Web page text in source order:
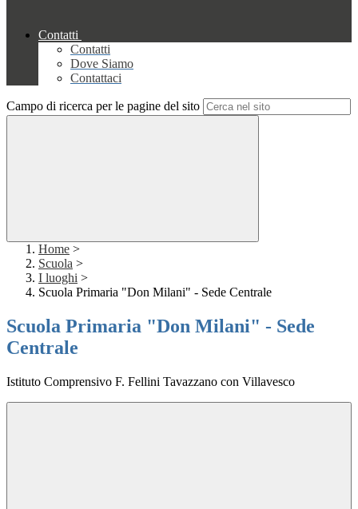
Contatti
Contatti
Dove Siamo
Contattaci
Campo di ricerca per le pagine del sito
Home >
Scuola >
I luoghi >
Scuola Primaria "Don Milani" - Sede Centrale
Scuola Primaria "Don Milani" - Sede
Centrale
Istituto Comprensivo F. Fellini Tavazzano con Villavesco